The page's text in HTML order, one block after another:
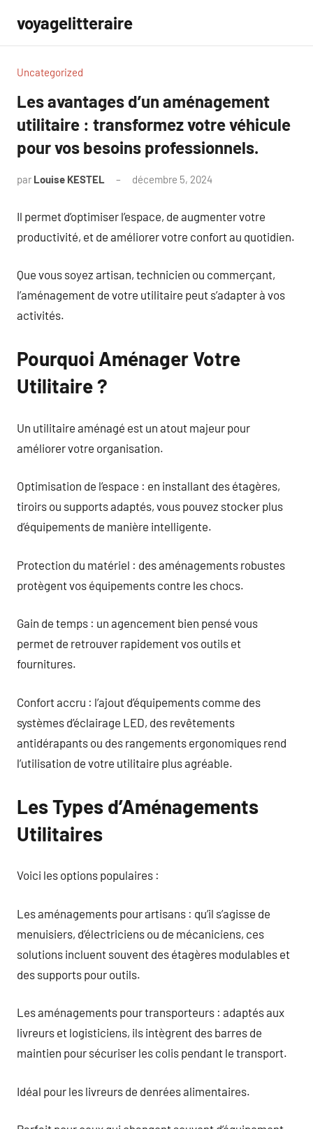
contenu
voyagelitteraire
Uncategorized
Les avantages d’un aménagement
utilitaire : transformez votre véhicule
pour vos besoins professionnels.
par Louise KESTEL décembre 5, 2024
Il permet d’optimiser l’espace, de augmenter votre
productivité, et de améliorer votre confort au quotidien.
Que vous soyez artisan, technicien ou commerçant,
l’aménagement de votre utilitaire peut s’adapter à vos
activités.
Pourquoi Aménager Votre
Utilitaire ?
Un utilitaire aménagé est un atout majeur pour
améliorer votre organisation.
Optimisation de l’espace : en installant des étagères,
tiroirs ou supports adaptés, vous pouvez stocker plus
d’équipements de manière intelligente.
Protection du matériel : des aménagements robustes
protègent vos équipements contre les chocs.
Gain de temps : un agencement bien pensé vous
permet de retrouver rapidement vos outils et
fournitures.
Confort accru : l’ajout d’équipements comme des
systèmes d’éclairage LED, des revêtements
antidérapants ou des rangements ergonomiques rend
l’utilisation de votre utilitaire plus agréable.
Les Types d’Aménagements
Utilitaires
Voici les options populaires :
Les aménagements pour artisans : qu’il s’agisse de
menuisiers, d’électriciens ou de mécaniciens, ces
solutions incluent souvent des étagères modulables et
des supports pour outils.
Les aménagements pour transporteurs : adaptés aux
livreurs et logisticiens, ils intègrent des barres de
maintien pour sécuriser les colis pendant le transport.
Idéal pour les livreurs de denrées alimentaires.